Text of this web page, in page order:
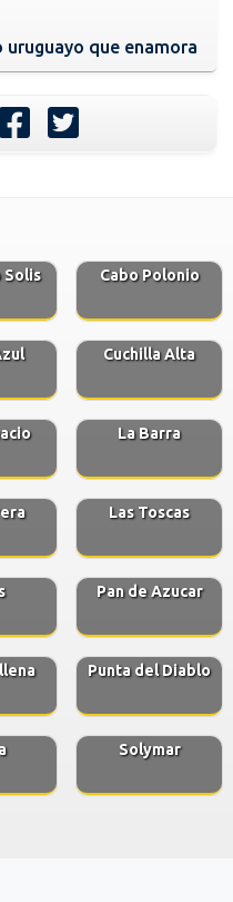
que enamora
Solis Cabo Polonio
Cuchilla Alta
La Barra
Las Toscas
Pan de Azucar
Punta del Diablo
Solymar